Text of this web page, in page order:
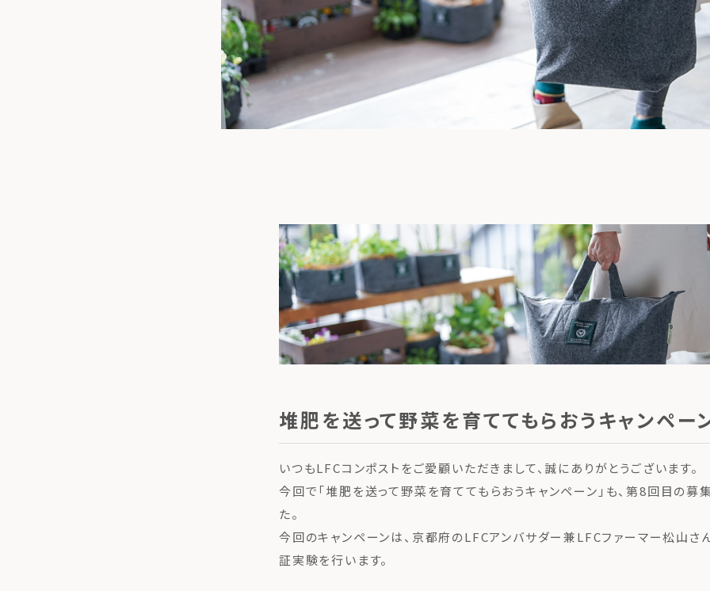
堆肥を送って野菜を育ててもらおうキャンペー
いつもLFCコンポストをご愛顧いただきまして、誠にありがとうございます。
今回で「堆肥を送って野菜を育ててもらおうキャンペーン」も、第8回目の募
た。
今回のキャンペーンは、京都府のLFCアンバサダー兼LFCファーマー松山さ
証実験を行います。